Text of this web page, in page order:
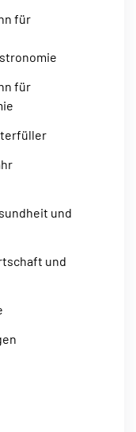
für
für
und
und